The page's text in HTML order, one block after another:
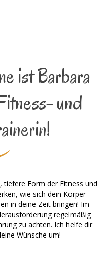
ist Barbara
und
tiefere Form der Fitness und
wie sich dein Körper
in deine Zeit bringen! Im
regelmäßig
zu achten. Ich helfe dir
Wünsche um!